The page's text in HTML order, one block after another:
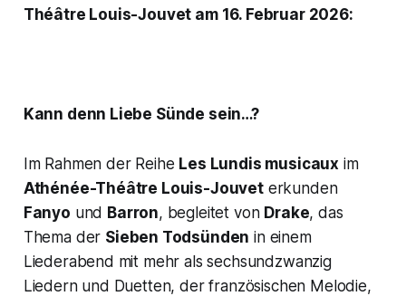
Théâtre Louis-Jouvet am 16. Februar 2026:
Kann denn Liebe Sünde sein…?
Im Rahmen der Reihe Les Lundis musicaux im
Athénée-Théâtre Louis-Jouveterkunden
Fanyo und Barron, begleitet von Drake, das
Thema der Sieben Todsünden in einem
Liederabend mit mehr als sechsundzwanzig
Liedern und Duetten, der französischen Melodie,